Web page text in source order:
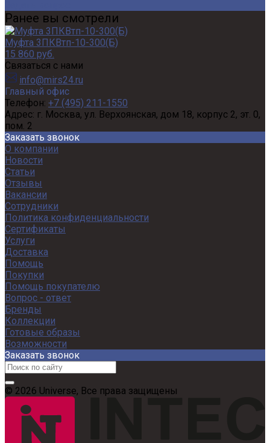
Ранее вы смотрели
Муфта 3ПКВтп-10-300(Б)
15 860 руб.
Связаться с нами
info@mirs24.ru
Главный офис
Телефон: +7 (495) 211-1550
Адрес: г. Москва, ул. Верхоянская, дом 18, корпус 2, эт. 0,
пом. 2
Заказать звонок
О компании
Новости
Статьи
Отзывы
Вакансии
Сотрудники
Политика конфиденциальности
Сертификаты
Услуги
Доставка
Помощь
Покупки
Помощь покупателю
Вопрос - ответ
Бренды
Коллекции
Готовые образы
Возможности
Заказать звонок
© 2026 Universe, Все права защищены